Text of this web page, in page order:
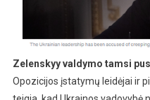
Zelenskyy valdymo tamsi
Opozicijos įstatymų leidėjai ir